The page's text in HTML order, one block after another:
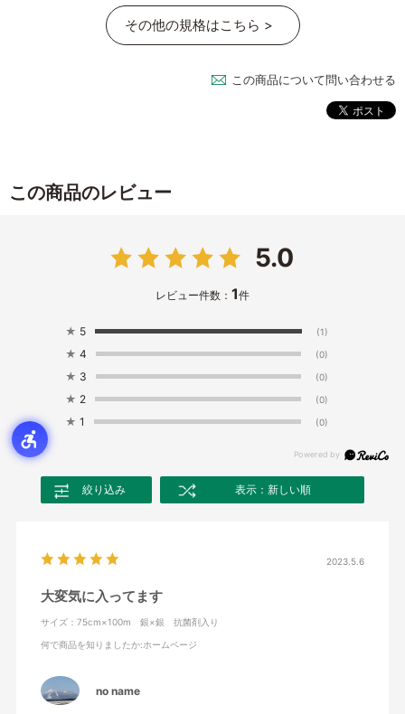
その他の規格はこちら >
この商品について問い合わせる
この商品のレビュー
5.0
レビュー件数： 1件
★ 5 (1)
★ 4 (0)
★ 3 (0)
★ 2 (0)
★ 1 (0)
絞り込み 表示：新しい順
2023.5.6
大変気に入ってます
サイズ：75cm×100m 銀×銀 抗菌剤入り
何で商品を知りましたか:ホームページ
no name